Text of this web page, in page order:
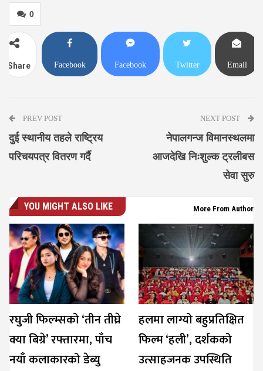
0
Share Facebook Facebook Twitter Email
PREV POST
दुई स्थानीय तहले राष्ट्रिय
परिचयपत्र वितरण गर्दै
NEXT POST
नेपालगन्ज विमानस्थलमा
आजदेखि निःशुल्क ट्रलीबस
सेवा सुरु
YOU MIGHT ALSO LIKE More From Author
रघुजी फिल्म्सको ‘तीन तीघ्रे
क्या बिग्रे’ रफ्तारमा, पाँच
नयाँ कलाकारको डेब्यु
हलमा लाग्यो बहुप्रतिक्षित
फिल्म ‘हली’, दर्शकको
उत्साहजनक उपस्थिति